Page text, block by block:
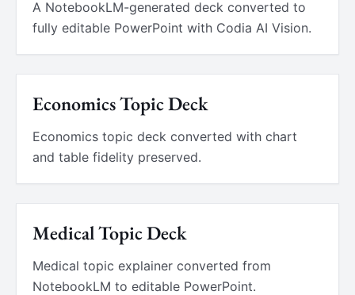
A NotebookLM-generated deck converted to
fully editable PowerPoint with Codia AI Vision.
Economics Topic Deck
Economics topic deck converted with chart
and table fidelity preserved.
Medical Topic Deck
Medical topic explainer converted from
NotebookLM to editable PowerPoint.